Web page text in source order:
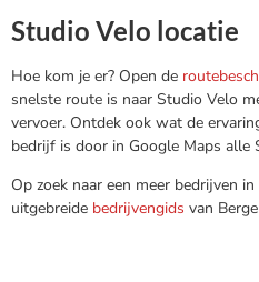
Studio Velo locatie
Hoe kom je er? Open de
snelste route is naar Studio Velo
vervoer. Ontdek ook wat de
bedrijf is door in Google Maps alle
Op zoek naar een meer bedrijven
uitgebreide bedrijvengids van